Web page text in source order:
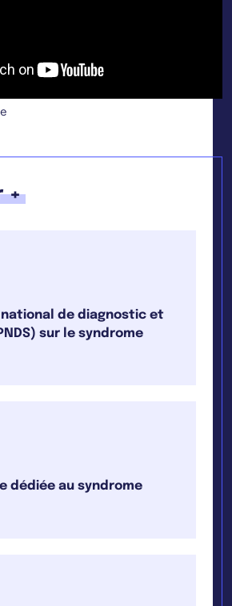
+
de diagnostic et
sur le syndrome
dédiée au syndrome